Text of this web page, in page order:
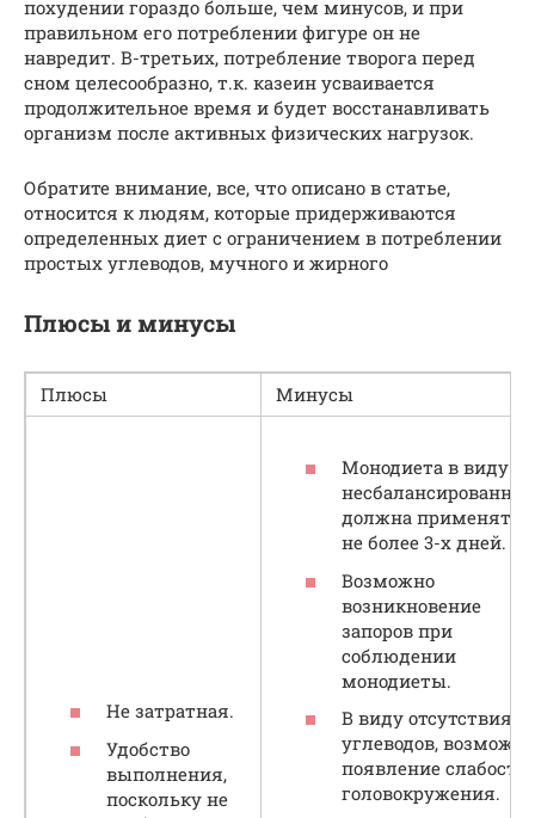
похудении гораздо больше, чем минусов, и при
правильном его потреблении фигуре он не
навредит. В-третьих, потребление творога перед
сном целесообразно, т.к. казеин усваивается
продолжительное время и будет восстанавливать
организм после активных физических нагрузок.
Обратите внимание, все, что описано в статье,
относится к людям, которые придерживаются
определенных диет с ограничением в потреблении
простых углеводов, мучного и жирного
Плюсы и минусы
Плюсы Минусы
Не затратная.
Удобство
выполнения,
поскольку не
Монодиета в виду
должна
не более 3-х дней.
Возможно
возникновение
запоров при
соблюдении
монодиеты.
В виду отсутствия
углеводов, возможно
появление слабости
головокружения.